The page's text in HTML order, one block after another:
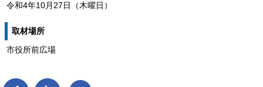
令和4年10月27日（木曜日）
取材場所
市役所前広場